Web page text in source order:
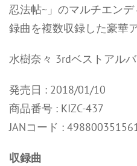
忍法帖~」のマルチエン
録曲を複数収録した豪華
水樹奈々 3rdベストアルバ
発売日 : 2018/01/10
商品番号 : KIZC-437
JANコード :
収録曲